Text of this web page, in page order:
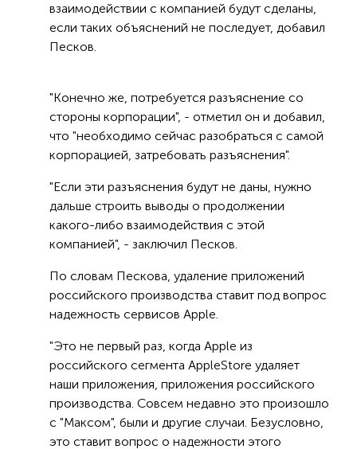
взаимодействии с компанией будут сделаны,
если таких объяснений не последует, добавил
Песков.
"Конечно же, потребуется разъяснение со
стороны корпорации", - отметил он и добавил,
что "необходимо сейчас разобраться с самой
корпорацией, затребовать разъяснения".
"Если эти разъяснения будут не даны, нужно
дальше строить выводы о продолжении
какого-либо взаимодействия с этой
компанией", - заключил Песков.
По словам Пескова, удаление приложений
российского производства ставит под вопрос
надежность сервисов Apple.
"Это не первый раз, когда Apple из
российского сегмента AppleStore удаляет
наши приложения, приложения российского
производства. Совсем недавно это произошло
с "Максом", были и другие случаи. Безусловно,
это ставит вопрос о надежности этого